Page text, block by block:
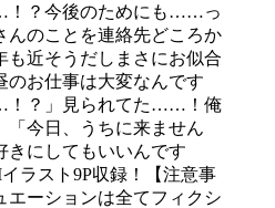
！？今後のためにも……っ
のことを連絡先どころか
も近そうだしまさにお似合
のお仕事は大変なんです
！？」見られてた……！俺
今日、うちに来ません
きにしてもいいんです
ラスト9P収録！【注意事
ーションは全てフィクシ